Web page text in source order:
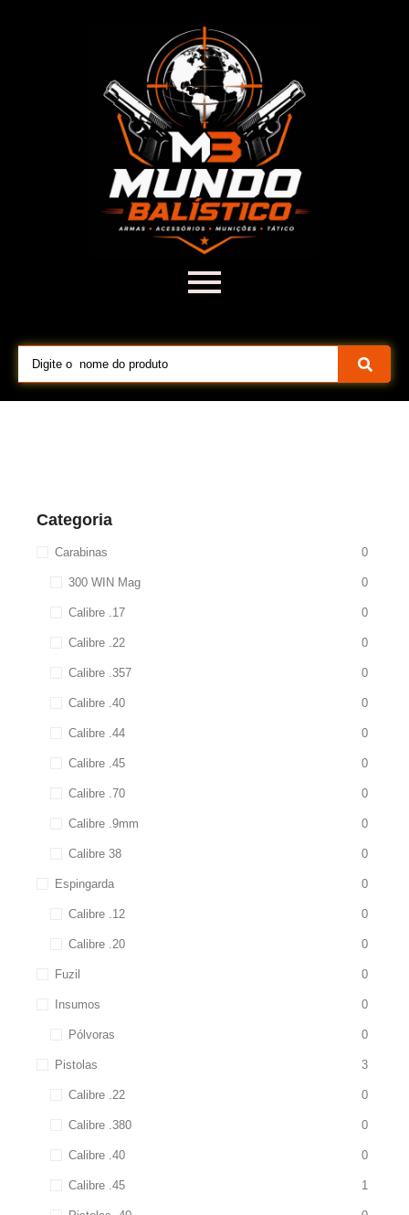
Categoria
Carabinas 0
300 WIN Mag 0
Calibre .17 0
Calibre .22 0
Calibre .357 0
Calibre .40 0
Calibre .44 0
Calibre .45 0
Calibre .70 0
Calibre .9mm 0
Calibre 38 0
Espingarda 0
Calibre .12 0
Calibre .20 0
Fuzil 0
Insumos 0
Pólvoras 0
Pistolas 3
Calibre .22 0
Calibre .380 0
Calibre .40 0
Calibre .45 1